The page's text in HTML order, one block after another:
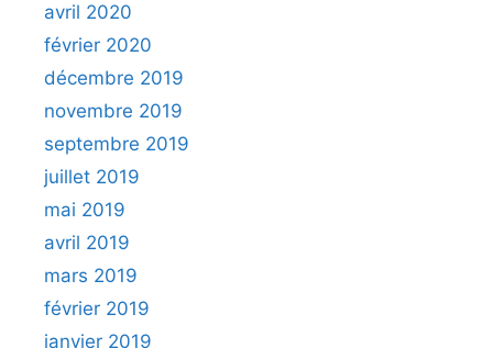
avril 2020
février 2020
décembre 2019
novembre 2019
septembre 2019
juillet 2019
mai 2019
avril 2019
mars 2019
février 2019
janvier 2019